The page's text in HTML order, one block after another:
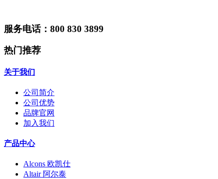
服务电话：800 830 3899
热门推荐
关于我们
公司简介
公司优势
品牌官网
加入我们
产品中心
Alcons 欧凯仕
Altair 阿尔泰